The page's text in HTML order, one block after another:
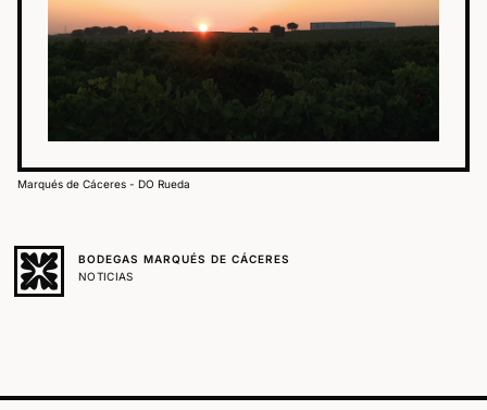
Marqués de Cáceres - DO Rueda
BODEGAS MARQUÉS DE CÁCERES
NOTICIAS